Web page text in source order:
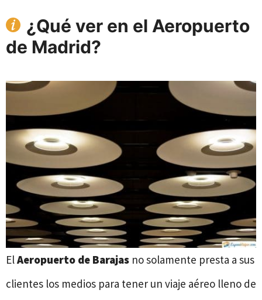
¿Qué ver en el Aeropuerto
de Madrid?
ElAeropuerto de Barajas no solamente presta a sus
clientes los medios para tener un viaje aéreo lleno de